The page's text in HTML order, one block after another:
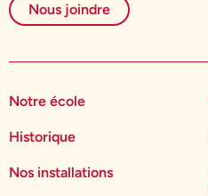
Nous joindre
Notre école
Historique
Nos installations